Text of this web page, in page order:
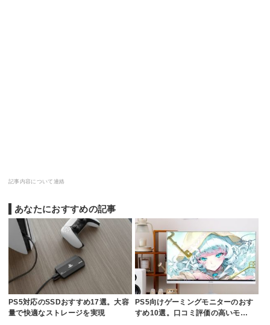
記事内容について連絡
あなたにおすすめの記事
PS5対応のSSDおすすめ17選。大容
量で快適なストレージを実現
PS5向けゲーミングモニターのおす
すめ10選。口コミ評価の高いモ…